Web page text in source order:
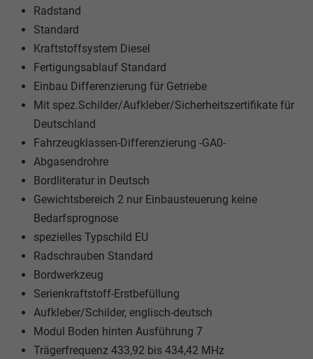
Radstand
Standard
Kraftstoffsystem Diesel
Fertigungsablauf Standard
Einbau Differenzierung für Getriebe
Mit spez.Schilder/Aufkleber/Sicherheitszertifikate für
Deutschland
Fahrzeugklassen-Differenzierung -GA0-
Abgasendrohre
Bordliteratur in Deutsch
Gewichtsbereich 2 nur Einbausteuerung keine
Bedarfsprognose
spezielles Typschild EU
Radschrauben Standard
Bordwerkzeug
Serienkraftstoff-Erstbefüllung
Aufkleber/Schilder, englisch-deutsch
Modul Boden hinten Ausführung 7
Trägerfrequenz 433,92 bis 434,42 MHz